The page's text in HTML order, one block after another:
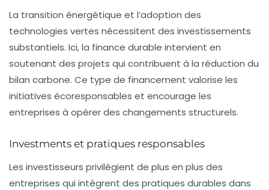
La transition énergétique et l’adoption des
technologies vertes nécessitent des investissements
substantiels. Ici, la finance durable intervient en
soutenant des projets qui contribuent à la réduction du
bilan carbone. Ce type de financement valorise les
initiatives écoresponsables et encourage les
entreprises à opérer des changements structurels.
Investments et pratiques responsables
Les investisseurs privilégient de plus en plus des
entreprises qui intègrent des pratiques durables dans